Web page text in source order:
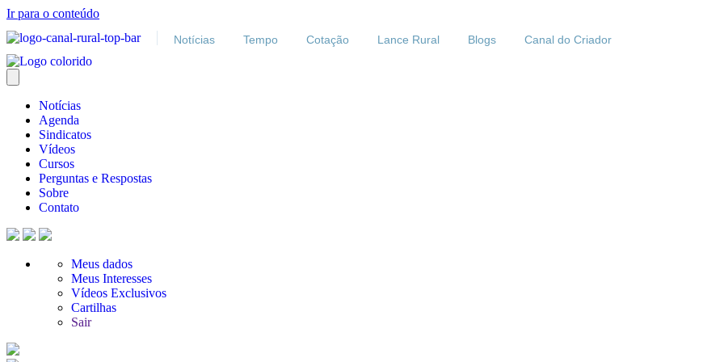
Ir para o conteúdo
Notícias Tempo Cotação Lance Rural Blogs Canal do Criador
Notícias
Agenda
Sindicatos
Vídeos
Cursos
Perguntas e Respostas
Sobre
Contato
Meus dados
Meus Interesses
Vídeos Exclusivos
Cartilhas
Sair